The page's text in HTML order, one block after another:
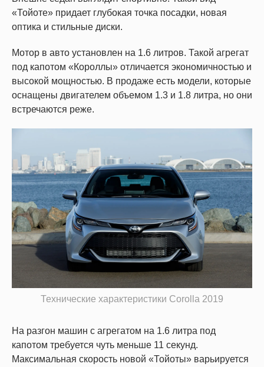
«Тойоте» придает глубокая точка посадки, новая
оптика и стильные диски.
Мотор в авто установлен на 1.6 литров. Такой агрегат
под капотом «Короллы» отличается экономичностью и
высокой мощностью. В продаже есть модели, которые
оснащены двигателем объемом 1.3 и 1.8 литра, но они
встречаются реже.
Технические характеристики Corolla 2019
На разгон машин с агрегатом на 1.6 литра под
капотом требуется чуть меньше 11 секунд.
Максимальная скорость новой «Тойоты» варьируется